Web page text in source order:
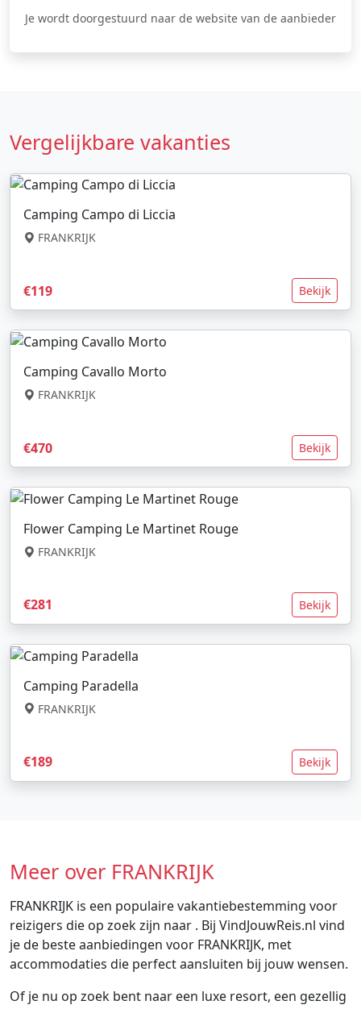
Je wordt doorgestuurd naar de website van de aanbieder
Vergelijkbare vakanties
Camping Campo di Liccia
FRANKRIJK
€119 Bekijk
Camping Cavallo Morto
FRANKRIJK
€470 Bekijk
Flower Camping Le Martinet Rouge
FRANKRIJK
€281 Bekijk
Camping Paradella
FRANKRIJK
€189 Bekijk
Meer over FRANKRIJK
FRANKRIJK is een populaire vakantiebestemming voor
reizigers die op zoek zijn naar . Bij VindJouwReis.nl vind
je de beste aanbiedingen voor FRANKRIJK, met
accommodaties die perfect aansluiten bij jouw wensen.
Of je nu op zoek bent naar een luxe resort, een gezellig